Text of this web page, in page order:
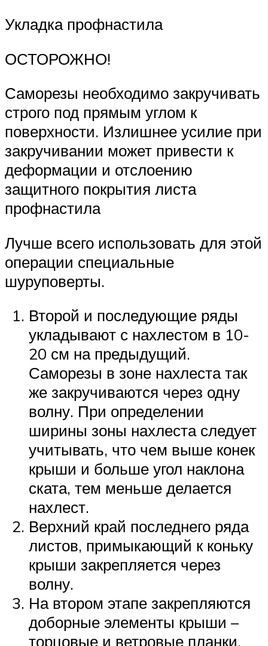
Укладка профнастила
ОСТОРОЖНО!
Саморезы необходимо закручивать
строго под прямым углом к
поверхности. Излишнее усилие при
закручивании может привести к
деформации и отслоению
защитного покрытия листа
профнастила
Лучше всего использовать для этой
операции специальные
шуруповерты.
Второй и последующие ряды
укладывают с нахлестом в 10-
20 см на предыдущий.
Саморезы в зоне нахлеста так
же закручиваются через одну
волну. При определении
ширины зоны нахлеста следует
учитывать, что чем выше конек
крыши и больше угол наклона
ската, тем меньше делается
нахлест.
Верхний край последнего ряда
листов, примыкающий к коньку
крыши закрепляется через
волну.
На втором этапе закрепляются
доборные элементы крыши –
торцовые и ветровые планки,